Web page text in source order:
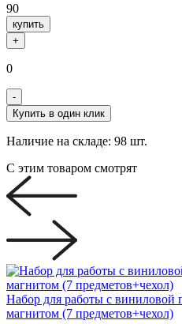
90
купить
+
0
-
Купить в один клик
Наличие на складе: 98 шт.
С этим товаром смотрят
Набор для работы с виниловой
магнитом (7 предметов+чехол)